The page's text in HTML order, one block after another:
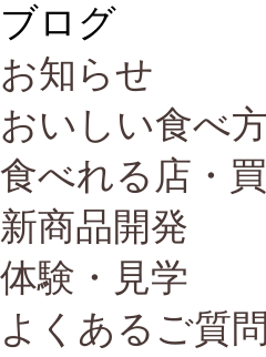
ブログ
お知らせ
おいしい食べ
食べれる店・
新商品開発
体験・見学
よくあるご質問